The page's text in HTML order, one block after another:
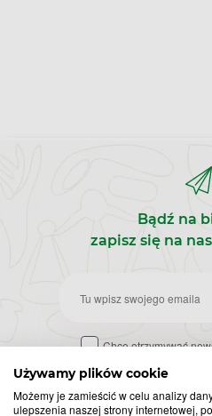
Używamy plików cookie
Możemy je zamieścić w celu analizy
ulepszenia naszej strony internetowej,
Bądź na
zapisz się na
Zapisz
do
newslettera
Chcę otrzymywać